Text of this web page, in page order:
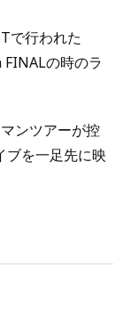
で行われた
の時のラ
ンツアーが控
ブを一足先に映